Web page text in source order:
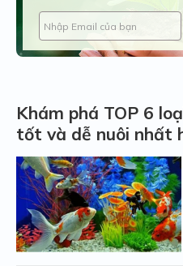
Khám phá TOP 6
tốt và dễ nuôi nhất